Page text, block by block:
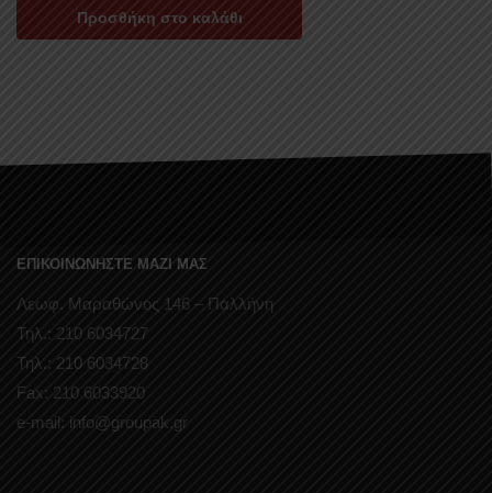
Προσθήκη στο καλάθι
ΕΠΙΚΟΙΝΩΝΗΣΤΕ ΜΑΖΙ ΜΑΣ
Λεωφ. Μαραθώνος 146 – Παλλήνη
Τηλ.: 210 6034727
Τηλ.: 210 6034728
Fax: 210 6033920
e-mail: info@groupak.gr